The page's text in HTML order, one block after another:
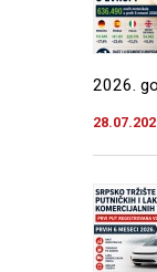
2026.